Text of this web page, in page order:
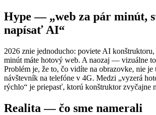
Hype — „web za pár minút,
napísať AI“
2026 znie jednoducho: poviete AI konštruktoru,
minút máte hotový web. A naozaj — vizuálne
Problém je, že to, čo vidíte na obrazovke, nie je
návštevník na telefóne v 4G. Medzi „vyzerá
rýchlo“ je priepasť, ktorú konštruktor zvyčajne
Realita — čo sme namerali